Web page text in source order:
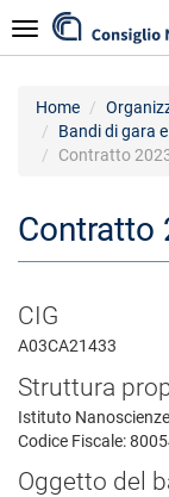
al
contenuto
Navigazione
Home
Bandi di gara
Contratto
Contratto
CIG
A03CA21433
Struttura
Istituto
Codice Fiscale:
Oggetto del